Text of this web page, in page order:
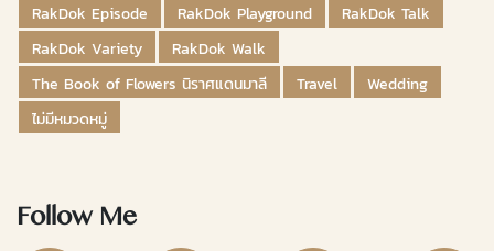
RakDok Episode
RakDok Playground
RakDok Talk
RakDok Variety
RakDok Walk
The Book of Flowers นิราศแดนมาลี
Travel
Wedding
ไม่มีหมวดหมู่
Follow Me